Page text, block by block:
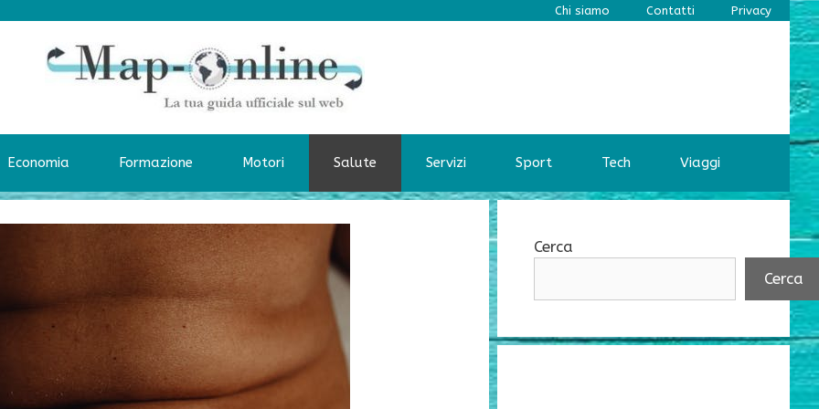
Chi siamo Contatti Privacy
Economia Formazione Motori Salute Servizi Sport Tech Viaggi
Cerca
Cerca